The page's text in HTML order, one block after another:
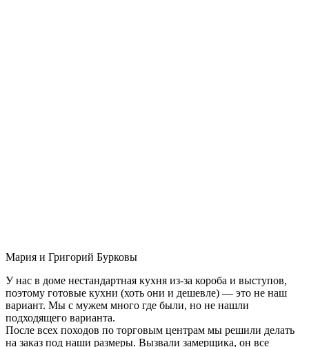
Мария и Григорий Бурковы
У нас в доме нестандартная кухня из-за короба и выступов,
поэтому готовые кухни (хоть они и дешевле) — это не наш
вариант. Мы с мужем много где были, но не нашли
подходящего варианта.
После всех походов по торговым центрам мы решили делать
на заказ под наши размеры. Вызвали замерщика, он все